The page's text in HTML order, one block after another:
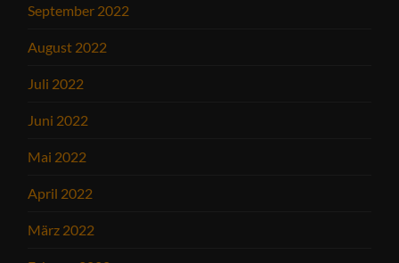
September 2022
August 2022
Juli 2022
Juni 2022
Mai 2022
April 2022
März 2022